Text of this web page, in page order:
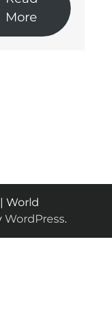
รุนแรงขึ้น...
World
WordPress.